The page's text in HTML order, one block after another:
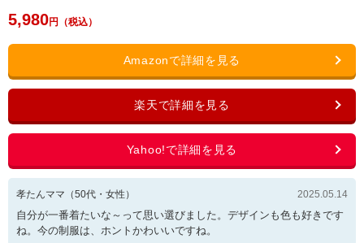
5,980
孝たんママ （50代・ 女性 ） 2025.05.14
自分が一番着たいな～って思い選びました。デザインも色も好きです
ね。今の制服は、ホントかわいいですね。